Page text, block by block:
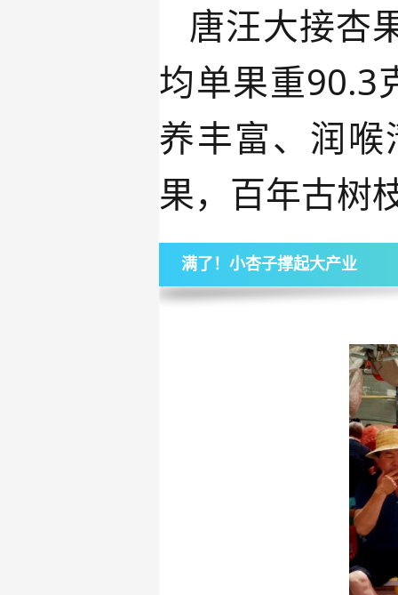
唐汪大接杏
均单果重90.3
养丰富、润
果，百年古树
满了！小杏子撑起大产业